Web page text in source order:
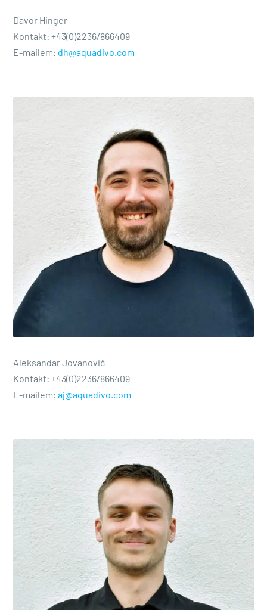
Davor Hinger
Kontakt:+43(0)2236/866409
E-mailem: dh@aquadivo.com
Aleksandar Jovanovič
Kontakt:+43(0)2236/866409
E-mailem:aj@aquadivo.com